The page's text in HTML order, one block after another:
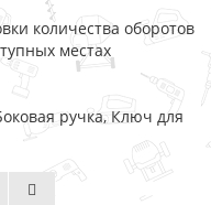
количества оборотов
местах
ручка, Ключ для